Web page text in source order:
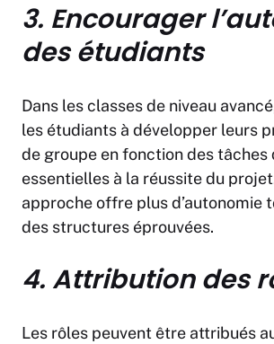
3. Encourager
des étudiants
Dans les classes de niveau
les étudiants à développer leurs
de groupe en fonction des tâches
essentielles à la réussite du
approche offre plus d’autonomie
des structures éprouvées.
4. Attribution des
Les rôles peuvent être attribués